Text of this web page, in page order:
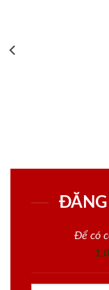
ĐĂNG
Để có